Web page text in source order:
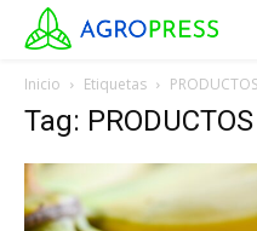
Inicio Etiquetas
Tag: